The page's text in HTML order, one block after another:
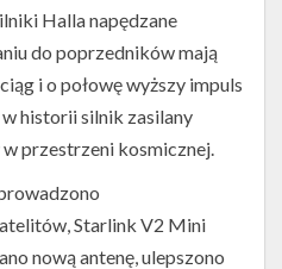
Halla napędzane
do poprzedników mają
i o połowę wyższy impuls
historii silnik zasilany
przestrzeni kosmicznej.
Starlink V2 Mini
nową antenę, ulepszono